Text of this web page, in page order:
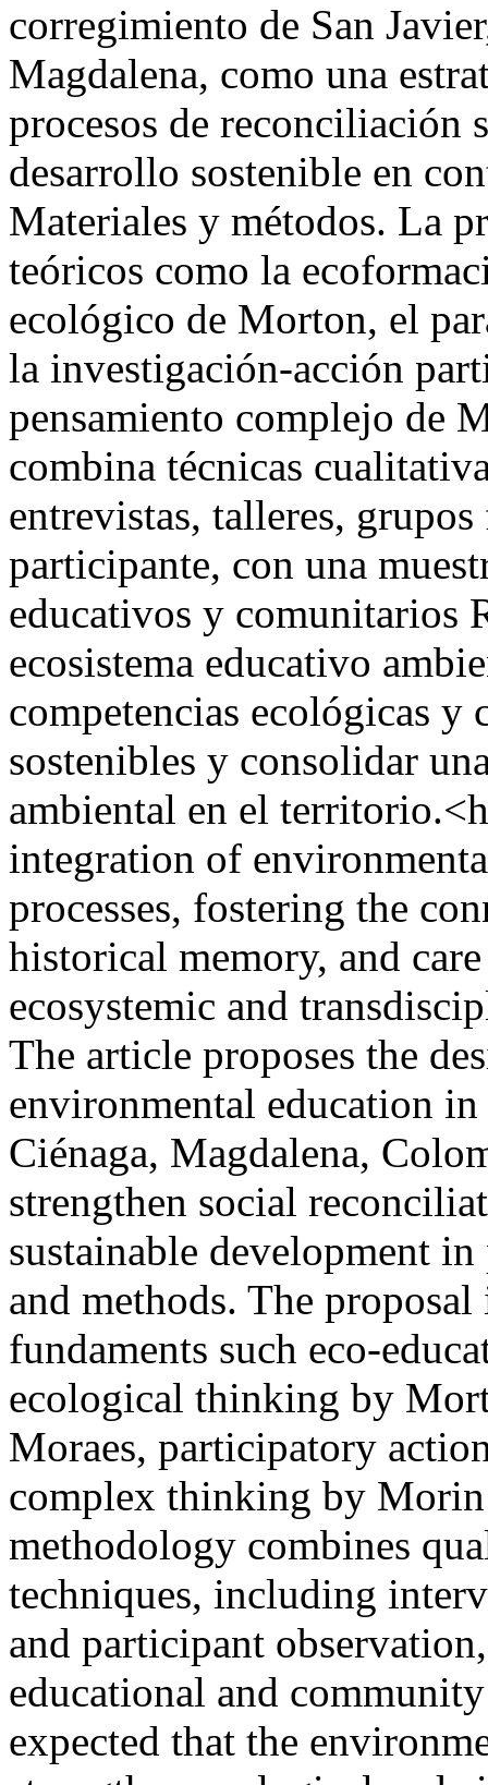
corregimiento de San
Magdalena, como una
procesos de reconciliación
desarrollo sostenible en
Materiales y métodos. La
teóricos como la
ecológico de Morton, el
la investigación-acción
pensamiento complejo de
combina técnicas
entrevistas, talleres,
participante, con una
educativos y comunitarios
ecosistema educativo
competencias ecológicas y
sostenibles y consolidar
ambiental en el
integration of
processes, fostering the
historical memory, and
ecosystemic and
The article proposes the
environmental education
Ciénaga, Magdalena,
strengthen social
sustainable development
and methods. The
fundaments such eco-
ecological thinking by
Moraes, participatory
complex thinking by
methodology combines
techniques, including
and participant
educational and
expected that the